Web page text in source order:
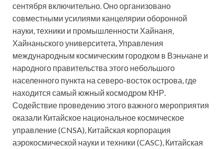
сентября включительно. Оно организовано
совместными усилиями канцелярии оборонной
науки, техники и промышленности Хайнаня,
Хайнаньского университета, Управления
международным космическим городком в Вэньчане и
народного правительства этого небольшого
населенного пункта на северо-восток острова, где
находится самый южный космодром КНР.
Содействие проведению этого важного мероприятия
оказали Китайское национальное космическое
управление (CNSA), Китайская корпорация
аэрокосмической науки и техники (CASC), Китайская